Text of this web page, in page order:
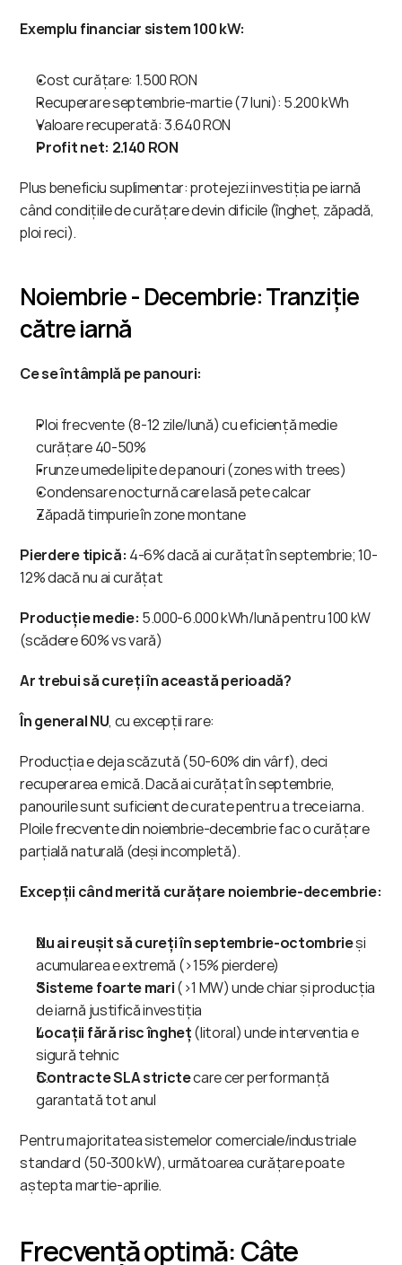
Exemplu financiar sistem 100 kW:
Cost curățare: 1.500 RON
Recuperare septembrie-martie (7 luni): 5.200 kWh
Valoare recuperată: 3.640 RON
Profit net: 2.140 RON
Plus beneficiu suplimentar: protejezi investiția pe iarnă
când condițiile de curățare devin dificile (îngheț, zăpadă,
ploi reci).
Noiembrie - Decembrie: Tranziție
către iarnă
Ce se întâmplă pe panouri:
Ploi frecvente (8-12 zile/lună) cu eficiență medie
curățare 40-50%
Frunze umede lipite de panouri (zones with trees)
Condensare nocturnă care lasă pete calcar
Zăpadă timpurie în zone montane
Pierdere tipică: 4-6% dacă ai curățat în septembrie; 10-
12% dacă nu ai curățat
Producție medie: 5.000-6.000 kWh/lună pentru 100 kW
(scădere 60% vs vară)
Ar trebui să cureți în această perioadă?
În general NU, cu excepții rare:
Producția e deja scăzută (50-60% din vârf), deci
recuperarea e mică. Dacă ai curățat în septembrie,
panourile sunt suficient de curate pentru a trece iarna.
Ploile frecvente din noiembrie-decembrie fac o curățare
parțială naturală (deși incompletă).
Excepții când merită curățare noiembrie-decembrie:
Nu ai reușit să cureți în septembrie-octombrie și
acumularea e extremă (>15% pierdere)
Sisteme foarte mari (>1 MW) unde chiar și producția
de iarnă justifică investiția
Locații fără risc îngheț (litoral) unde interventia e
sigură tehnic
Contracte SLA stricte care cer performanță
garantată tot anul
Pentru majoritatea sistemelor comerciale/industriale
standard (50-300 kW), următoarea curățare poate
aștepta martie-aprilie.
Frecvență optimă: Câte